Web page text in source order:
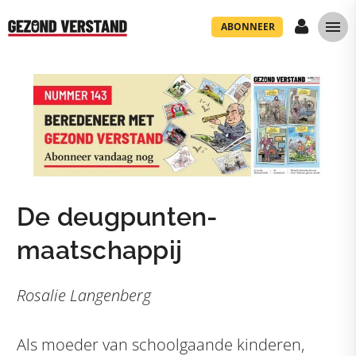
ABONNEER
De deugpunten-
maatschappij
Rosalie Langenberg
Als moeder van schoolgaande kinderen,